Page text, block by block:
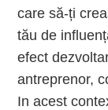
care să-ți
tău de
efect
antreprenor,
In acest